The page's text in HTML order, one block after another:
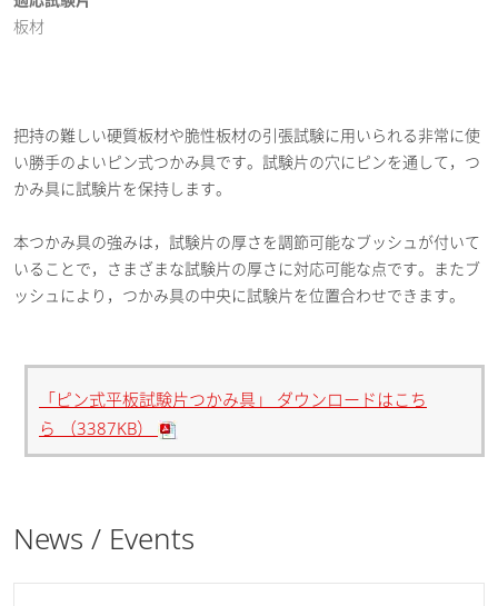
板材
把持の難しい硬質板材や脆性板材の引張試験に用いられる非常に使
い勝手のよいピン式つかみ具です。試験片の穴にピンを通して，つ
かみ具に試験片を保持します。
本つかみ具の強みは，試験片の厚さを調節可能なブッシュが付いて
いることで，さまざまな試験片の厚さに対応可能な点です。またブ
ッシュにより，つかみ具の中央に試験片を位置合わせできます。
「ピン式平板試験片つかみ具」 ダウンロードはこち
ら （3387KB）
News / Events